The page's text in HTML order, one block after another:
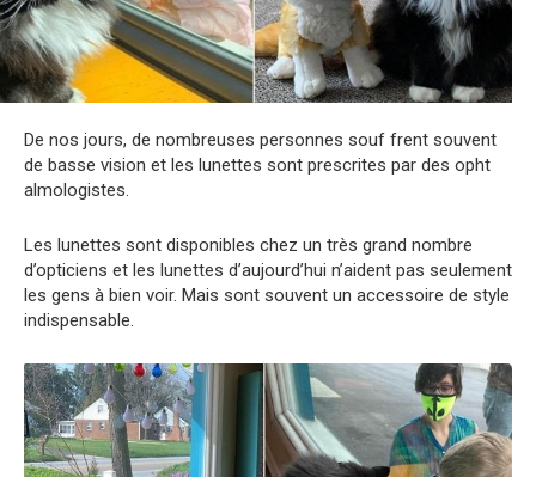
De nos jours, de nombreuses personnes souf frent souvent
de basse vision et les lunettes sont prescrites par des opht
almologistes.
Les lunettes sont disponibles chez un très grand nombre
d’opticiens et les lunettes d’aujourd’hui n’aident pas seulement
les gens à bien voir. Mais sont souvent un accessoire de style
indispensable.